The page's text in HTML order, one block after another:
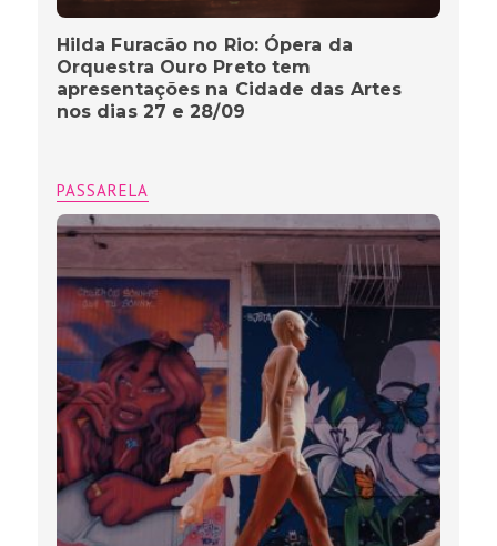
Hilda Furacão no Rio: Ópera da
Orquestra Ouro Preto tem
apresentações na Cidade das Artes
nos dias 27 e 28/09
PASSARELA